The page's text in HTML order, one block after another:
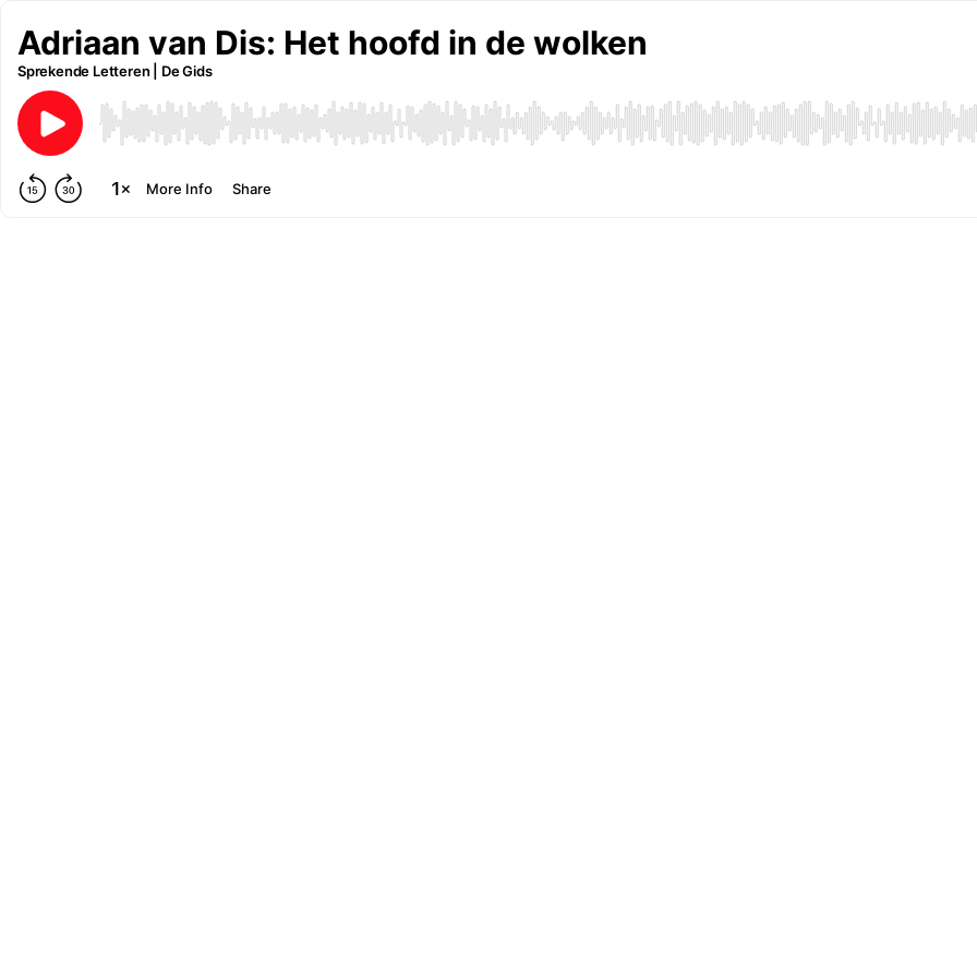
Adriaan van Dis: Het hoofd in de wolken
Sprekende Letteren | De Gids
More Info Share